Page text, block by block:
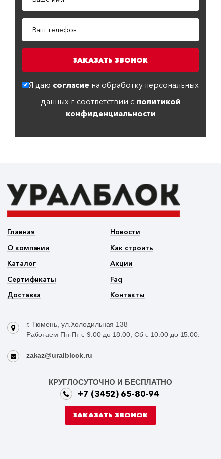
Я даю согласие на обработку персональных
данных в соответствии с политикой
конфиденциальности
Главная
О компании
Каталог
Сертификаты
Доставка
Новости
Как строить
Акции
Faq
Контакты
г. Тюмень, ул.Холодильная 138
Работаем Пн-Пт с 9:00 до 18:00, Сб с 10:00 до 15:00.
zakaz@uralblock.ru
КРУГЛОСУТОЧНО И БЕСПЛАТНО
+7 (3452) 65-80-94
ЗАКАЗАТЬ ЗВОНОК